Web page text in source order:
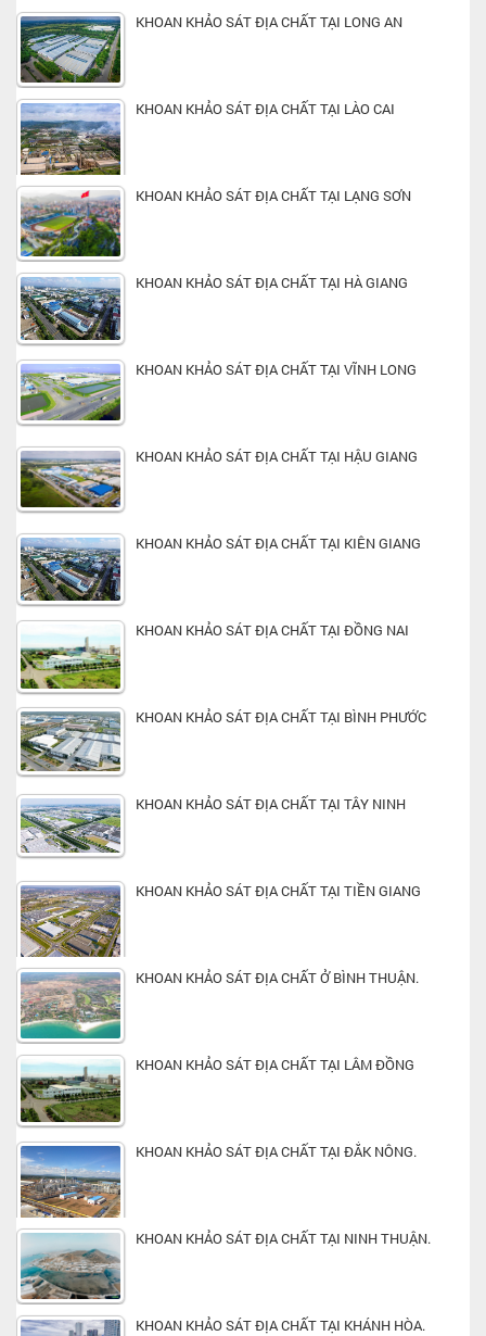
KHOAN KHẢO SÁT ĐỊA CHẤT TẠI LONG AN
KHOAN KHẢO SÁT ĐỊA CHẤT TẠI LÀO CAI
KHOAN KHẢO SÁT ĐỊA CHẤT TẠI LẠNG SƠN
KHOAN KHẢO SÁT ĐỊA CHẤT TẠI HÀ GIANG
KHOAN KHẢO SÁT ĐỊA CHẤT TẠI VĨNH LONG
KHOAN KHẢO SÁT ĐỊA CHẤT TẠI HẬU GIANG
KHOAN KHẢO SÁT ĐỊA CHẤT TẠI KIÊN GIANG
KHOAN KHẢO SÁT ĐỊA CHẤT TẠI ĐỒNG NAI
KHOAN KHẢO SÁT ĐỊA CHẤT TẠI BÌNH PHƯỚC
KHOAN KHẢO SÁT ĐỊA CHẤT TẠI TÂY NINH
KHOAN KHẢO SÁT ĐỊA CHẤT TẠI TIỀN GIANG
KHOAN KHẢO SÁT ĐỊA CHẤT Ở BÌNH THUẬN.
KHOAN KHẢO SÁT ĐỊA CHẤT TẠI LÂM ĐỒNG
KHOAN KHẢO SÁT ĐỊA CHẤT TẠI ĐẮK NÔNG.
KHOAN KHẢO SÁT ĐỊA CHẤT TẠI NINH THUẬN.
KHOAN KHẢO SÁT ĐỊA CHẤT TẠI KHÁNH HÒA.